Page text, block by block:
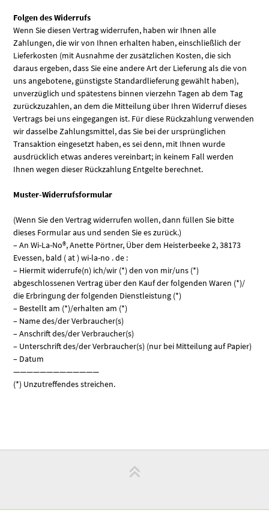
Folgen des Widerrufs
Wenn Sie diesen Vertrag widerrufen, haben wir Ihnen alle
Zahlungen, die wir von Ihnen erhalten haben, einschließlich der
Lieferkosten (mit Ausnahme der zusätzlichen Kosten, die sich
daraus ergeben, dass Sie eine andere Art der Lieferung als die von
uns angebotene, günstigste Standardlieferung gewählt haben),
unverzüglich und spätestens binnen vierzehn Tagen ab dem Tag
zurückzuzahlen, an dem die Mitteilung über Ihren Widerruf dieses
Vertrags bei uns eingegangen ist. Für diese Rückzahlung verwenden
wir dasselbe Zahlungsmittel, das Sie bei der ursprünglichen
Transaktion eingesetzt haben, es sei denn, mit Ihnen wurde
ausdrücklich etwas anderes vereinbart; in keinem Fall werden
Ihnen wegen dieser Rückzahlung Entgelte berechnet.
Muster-Widerrufsformular
(Wenn Sie den Vertrag widerrufen wollen, dann füllen Sie bitte
dieses Formular aus und senden Sie es zurück.)
– An Wi-La-No®, Anette Pörtner, Über dem Heisterbeeke 2, 38173
Evessen, bald ( at ) wi-la-no . de :
– Hiermit widerrufe(n) ich/wir (*) den von mir/uns (*)
abgeschlossenen Vertrag über den Kauf der folgenden Waren (*)/
die Erbringung der folgenden Dienstleistung (*)
– Bestellt am (*)/erhalten am (*)
– Name des/der Verbraucher(s)
– Anschrift des/der Verbraucher(s)
– Unterschrift des/der Verbraucher(s) (nur bei Mitteilung auf Papier)
– Datum
—————————————
(*) Unzutreffendes streichen.